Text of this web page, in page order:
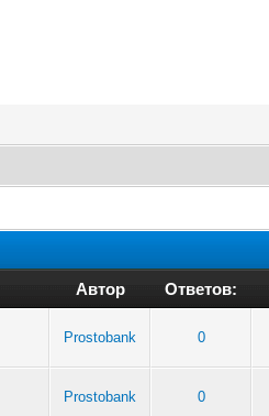
Автор Ответов:
Prostobank 0
Prostobank 0